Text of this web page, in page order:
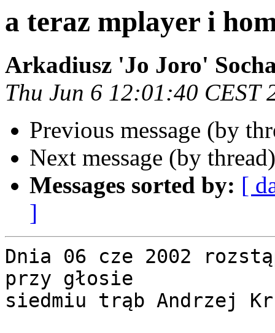
a teraz mplayer i
Arkadiusz 'Jo Joro'
Thu Jun 6 12:01:40 CEST
Previous message (by
Next message (by
Messages sorted by: [
]
Dnia 06 cze 2002
przy głosie
siedmiu trąb Andrzej